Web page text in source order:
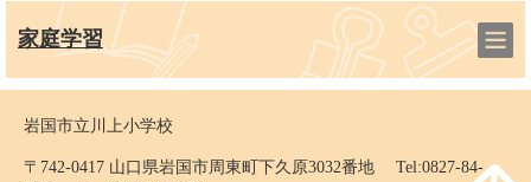
家庭学習
岩国市立川上小学校
〒742-0417 山口県岩国市周東町下久原3032番地 Tel:0827-84-